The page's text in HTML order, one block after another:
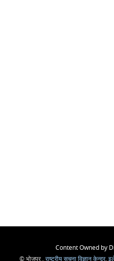
Content Owned by
© भोजपुर , राष्ट्रीय सूचना विज्ञान केन्द्र,